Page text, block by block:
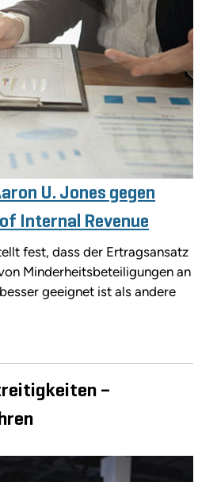
U. Jones gegen
Internal Revenue
fest, dass der Ertragsansatz
Minderheitsbeteiligungen an
geeignet ist als andere
–